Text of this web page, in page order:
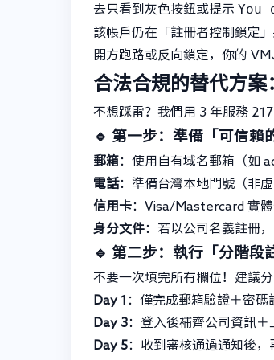
去只看到灰色按鈕或提示 You
該帳戶仍在「註冊者控制鎖定
開方跑路或反向鎖定，你的
合法合規的替代方
不想踩雷？我們用 3 年服務
🔹 第一步：準備「可信賴
郵箱：使用自有域名郵箱（如
電話：準備台灣本地門號（非
信用卡：Visa/Mastercard 實體
身分文件：若以公司名義註冊
🔹 第二步：執行「分階段
不要一次填完所有欄位！建議分
Day 1 ：僅完成郵箱驗證＋密碼
Day 3：登入後補齊公司資訊
Day 5：收到審核通過通知後